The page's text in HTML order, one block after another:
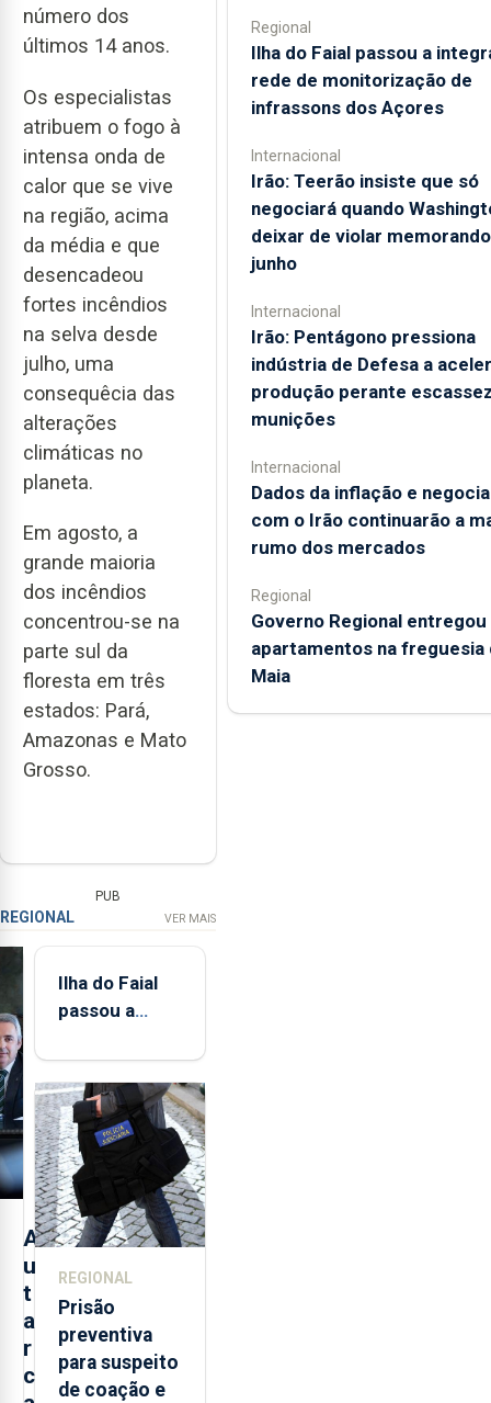
número dos
últimos 14 anos.
Os especialistas
atribuem o fogo à
intensa onda de
calor que se vive
na região, acima
da média e que
desencadeou
fortes incêndios
na selva desde
julho, uma
consequêcia das
alterações
climáticas no
planeta.
Em agosto, a
grande maioria
dos incêndios
concentrou-se na
parte sul da
floresta em três
estados: Pará,
Amazonas e Mato
Grosso.
PUB
REGIONAL VER MAIS
A
u
t
a
r
c
Ilha do Faial
passou a
de
monitorização
de infrassons
dos Açores
REGIONAL
Prisão
preventiva
para suspeito
de coação e
Regional
Ilha do Faial passou a
rede de monitorização de
infrassons dos Açores
Internacional
Irão: Teerão insiste que só
negociará quando
deixar de violar
junho
Internacional
Irão: Pentágono pressiona
indústria de Defesa a
produção perante
munições
Internacional
Dados da inflação e
com o Irão continuarão a
rumo dos mercados
Regional
Governo Regional entregou
apartamentos na freguesia
Maia